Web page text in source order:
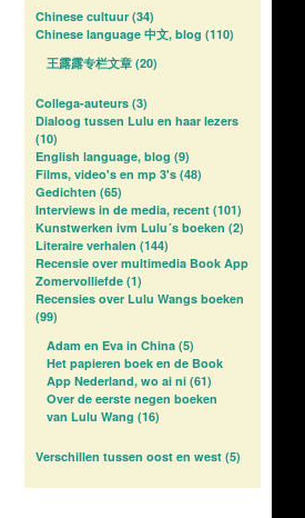
Chinese cultuur (34)
Chinese language 中文, blog (110)
王露露专栏文章 (20)
Collega-auteurs (3)
Dialoog tussen Lulu en haar lezers
(10)
English language, blog (9)
Films, video's en mp 3's (48)
Gedichten (65)
Interviews in de media, recent (101)
Kunstwerken ivm Lulu´s boeken (2)
Literaire verhalen (144)
Recensie over multimedia Book App
Zomervolliefde (1)
Recensies over Lulu Wangs boeken
(99)
Adam en Eva in China (5)
Het papieren boek en de Book
App Nederland, wo ai ni (61)
Over de eerste negen boeken
van Lulu Wang (16)
Verschillen tussen oost en west (5)